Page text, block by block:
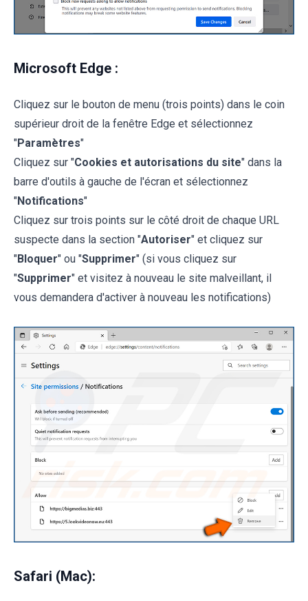
Microsoft Edge :
Cliquez sur le bouton de menu (trois points) dans le coin
supérieur droit de la fenêtre Edge et sélectionnez
"Paramètres"
Cliquez sur "Cookies et autorisations du site" dans la
barre d'outils à gauche de l'écran et sélectionnez
"Notifications"
Cliquez sur trois points sur le côté droit de chaque URL
suspecte dans la section "Autoriser" et cliquez sur
"Bloquer" ou "Supprimer" (si vous cliquez sur
"Supprimer" et visitez à nouveau le site malveillant, il
vous demandera d'activer à nouveau les notifications)
Safari (Mac):